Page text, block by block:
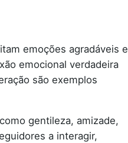
emoções agradáveis e
emocional verdadeira
são exemplos
gentileza, amizade,
a interagir,